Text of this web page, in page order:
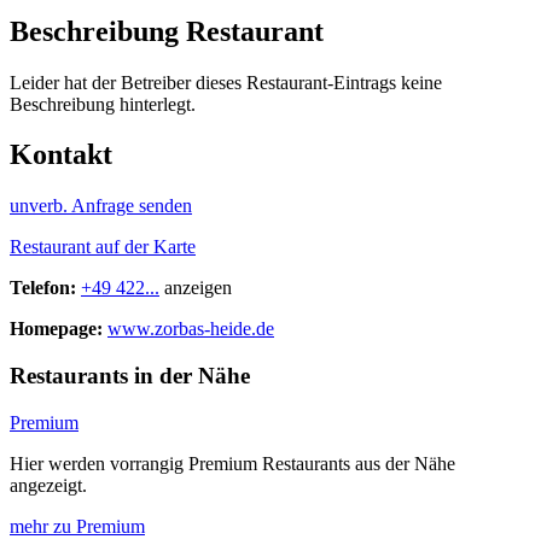
Beschreibung Restaurant
Leider hat der Betreiber dieses Restaurant-Eintrags keine
Beschreibung hinterlegt.
Kontakt
unverb. Anfrage senden
Restaurant auf der Karte
Telefon: +49 422... anzeigen
Homepage: www.zorbas-heide.de
Restaurants in der Nähe
Premium
Hier werden vorrangig Premium Restaurants aus der Nähe
angezeigt.
mehr zu Premium